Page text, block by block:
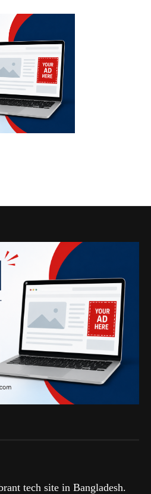
tech site in Bangladesh.